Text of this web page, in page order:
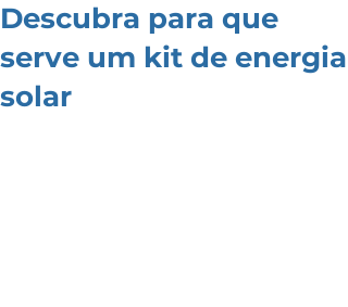
Descubra para que
serve um kit de energia
solar